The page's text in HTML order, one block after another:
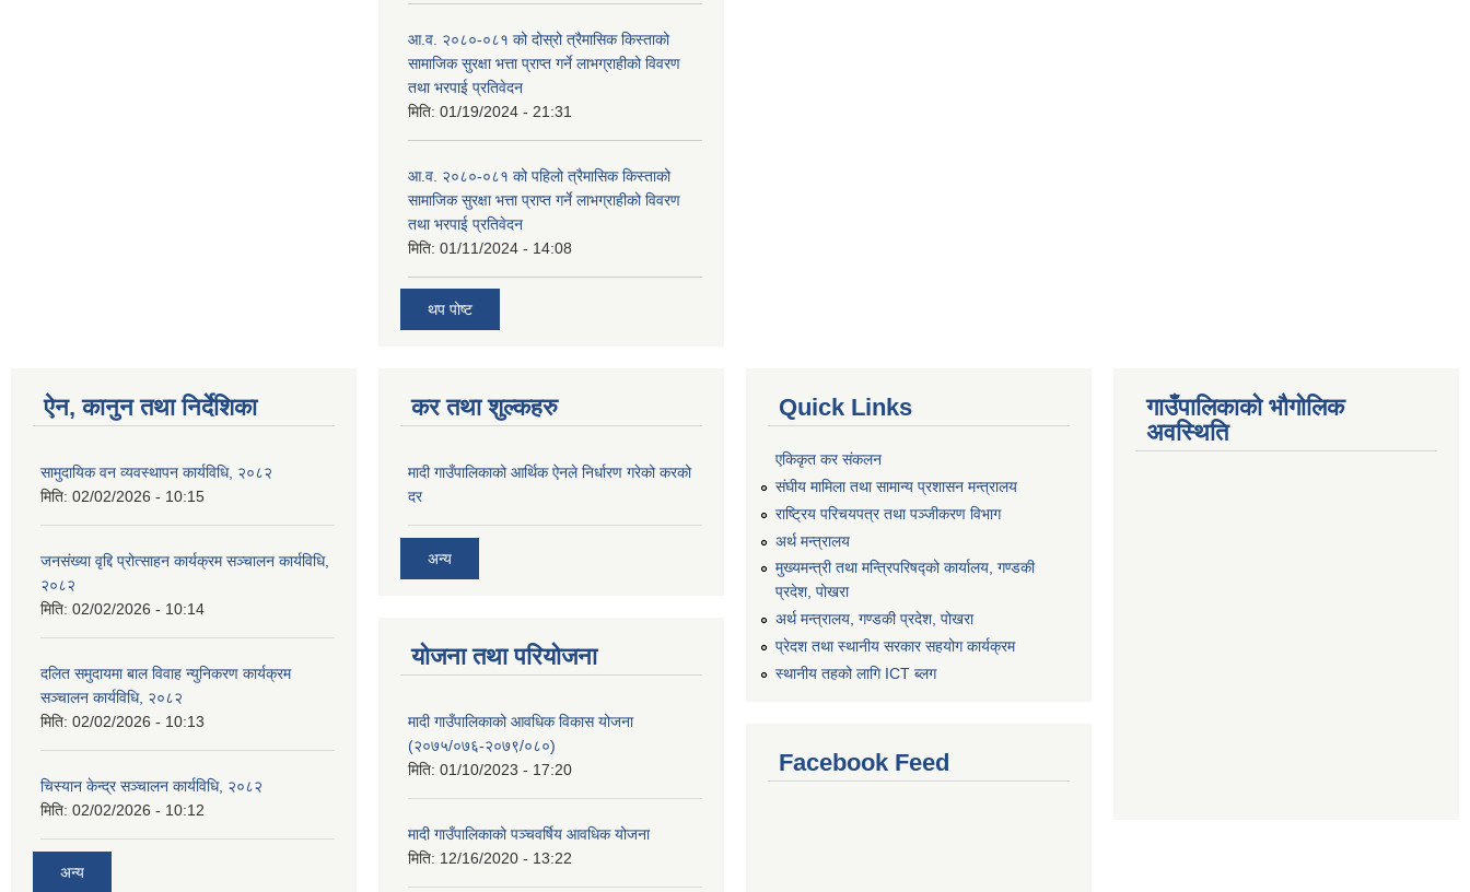
आ.व. २०८०-०८१ को दोस्रो त्रैमासिक किस्ताको
सामाजिक सुरक्षा भत्ता प्राप्त गर्ने लाभग्राहीको विवरण
तथा भरपाई प्रतिवेदन
मिति: 01/19/2024 - 21:31
आ.व. २०८०-०८१ को पहिलो त्रैमासिक किस्ताको
सामाजिक सुरक्षा भत्ता प्राप्त गर्ने लाभग्राहीको विवरण
तथा भरपाई प्रतिवेदन
मिति: 01/11/2024 - 14:08
थप पोष्ट
ऐन, कानुन तथा निर्देशिका
सामुदायिक वन व्यवस्थापन कार्यविधि, २०८२
मिति: 02/02/2026 - 10:15
जनसंख्या वृद्दि प्रोत्साहन कार्यक्रम सञ्‍चालन कार्यविधि,
२०८२
मिति: 02/02/2026 - 10:14
दलित समुदायमा बाल विवाह न्युनिकरण कार्यक्रम
सञ्‍चालन कार्यविधि, २०८२
मिति: 02/02/2026 - 10:13
चिस्यान केन्द्र सञ्‍चालन कार्यविधि, २०८२
मिति: 02/02/2026 - 10:12
अन्य
कर तथा शुल्कहरु
मादी गाउँपालिकाको आर्थिक ऐनले निर्धारण गरेको करको
दर
अन्य
योजना तथा परियोजना
मादी गाउँपालिकाको आवधिक विकास योजना
(२०७५/०७६-२०७९/०८०)
मिति: 01/10/2023 - 17:20
मादी गाउँपालिकाको पञ्चवर्षिय आवधिक योजना
मिति: 12/16/2020 - 13:22
Quick Links
एकिकृत कर संकलन
संघीय मामिला तथा सामान्य प्रशासन मन्त्रालय
राष्ट्रिय परिचयपत्र तथा पञ्जीकरण विभाग
अर्थ मन्त्रालय
मुख्यमन्त्री तथा मन्त्रिपरिषद्को कार्यालय, गण्डकी
प्रदेश, पोखरा
अर्थ मन्त्रालय, गण्डकी प्रदेश, पोखरा
प्रेदश तथा स्थानीय सरकार सहयोग कार्यक्रम
स्थानीय तहको लागि ICT ब्लग
Facebook Feed
गाउँपालिकाको भौगोलिक
अवस्थिति